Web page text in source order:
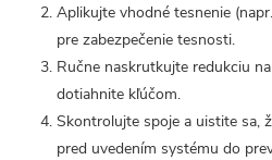
Aplikujte vhodné tesnenie
pre zabezpečenie tesnosti.
Ručne naskrutkujte redukciu
dotiahnite kľúčom.
Skontrolujte spoje a uistite sa,
pred uvedením systému do